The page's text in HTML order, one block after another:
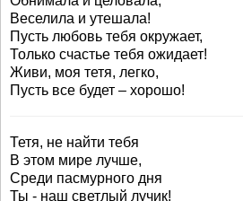
Веселила и утешала!
Пусть любовь тебя окружает,
Только счастье тебя ожидает!
Живи, моя тетя, легко,
Пусть все будет – хорошо!
Тетя, не найти тебя
В этом мире лучше,
Среди пасмурного дня
Ты - наш светлый лучик!